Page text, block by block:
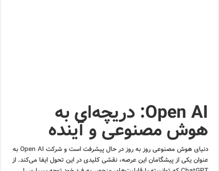
Open AI: دریچه‌ای به
هوش مصنوعی و آینده
دنیای هوش مصنوعی روز به روز در حال پیشرفت است و شرکت Open AIبه
عنوان یکی از پیشگامان این عرصه، نقشی کلیدی در این تحول ایفا می‌کند. از